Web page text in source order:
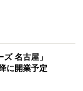
ズ 名古屋」
に開業予定